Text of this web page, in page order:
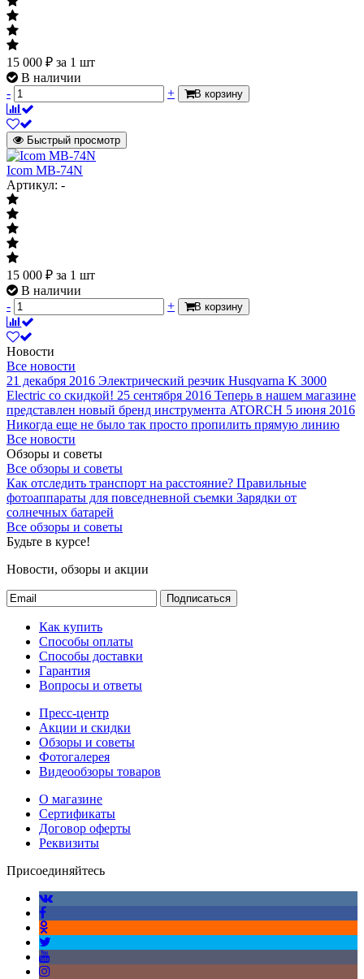
15 000 ₽ за 1 шт
В наличии
-
+ В корзину
Быстрый просмотр
Icom MB-74N
Артикул: -
15 000 ₽ за 1 шт
В наличии
-
+ В корзину
Новости
Все новости
21 декабря 2016 Электрический резчик Husqvarna K 3000
Electric со скидкой! 25 сентября 2016 Теперь в нашем магазине
представлен новый бренд инструмента ATORCH 5 июня 2016
Никогда еще не было так просто пропилить прямую линию
Все новости
Обзоры и советы
Все обзоры и советы
Как отследить транспорт на расстояние? Правильные
фотоаппараты для повседневной съемки Зарядки от
солнечных батарей
Все обзоры и советы
Будьте в курсе!
Новости, обзоры и акции
Подписаться
Как купить
Способы оплаты
Способы доставки
Гарантия
Вопросы и ответы
Пресс-центр
Акции и скидки
Обзоры и советы
Фотогалерея
Видеообзоры товаров
О магазине
Сертификаты
Договор оферты
Реквизиты
Присоединяйтесь